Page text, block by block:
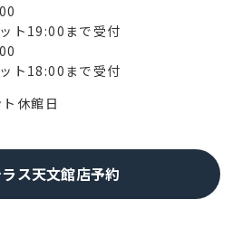
ト19:00まで受付
ト18:00まで受付
休館日
ス天文館店予約